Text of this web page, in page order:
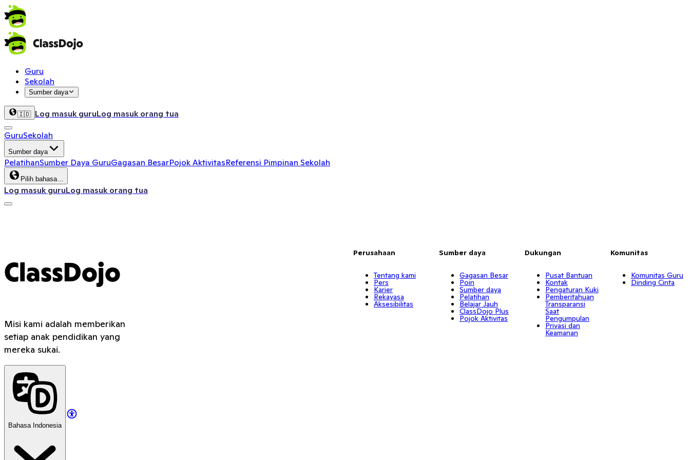
Guru
Sekolah
Sumber daya
🇮🇩 Log masuk guruLog masuk orang tua
GuruSekolah
Sumber daya
PelatihanSumber Daya GuruGagasan BesarPojok AktivitasReferensi Pimpinan Sekolah
Pilih bahasa…
Log masuk guruLog masuk orang tua
ClassDojo
Misi kami adalah memberikan
setiap anak pendidikan yang
mereka sukai.
Bahasa Indonesia
Perusahaan
Tentang kami
Pers
Karier
Rekayasa
Aksesibilitas
Sumber daya
Gagasan Besar
Poin
Sumber daya
Pelatihan
Belajar Jauh
ClassDojo Plus
Pojok Aktivitas
Dukungan
Pusat Bantuan
Kontak
Pengaturan Kuki
Pemberitahuan
Transparansi
Saat
Pengumpulan
Privasi dan
Keamanan
Komunitas
Komunitas Guru
Dinding Cinta